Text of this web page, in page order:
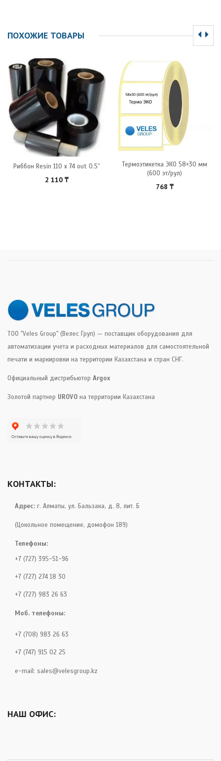
ПОХОЖИЕ ТОВАРЫ
Риббон Resin 110 x 74 out 0.5″
2 110 ₸
Термоэтикетка ЭКО 58×30 мм
(600 эт/рул)
768 ₸
ТОО "Veles Group" (Велес Груп) — поставщик оборудования для
автоматизации учета и расходных материалов для самостоятельной
печати и маркировки на территории Казахстана и стран СНГ.
Официальный дистрибьютор Argox
Золотой партнер UROVO на территории Казахстана
КОНТАКТЫ:
Адрес: г. Алматы, ул. Бальзака, д. 8, лит. Б
(Цокольное помещение, домофон 189)
Телефоны:
+7 (727) 395-51-96
+7 (727) 274 18 30
+7 (727) 983 26 63
Моб. телефоны:
+7 (708) 983 26 63
+7 (747) 915 02 25
e-mail: sales@velesgroup.kz
НАШ ОФИС: